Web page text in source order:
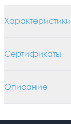
Характеристики
Сертификаты
Описание